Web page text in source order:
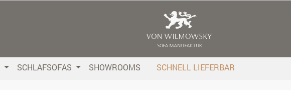
SCHLAFSOFAS SHOWROOMS SCHNELL LIEFERBAR